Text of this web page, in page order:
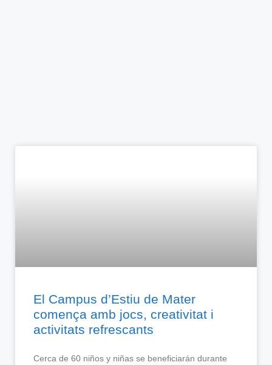
El Campus d’Estiu de Mater
comença amb jocs, creativitat i
activitats refrescants
Cerca de 60 niños y niñas se beneficiarán durante